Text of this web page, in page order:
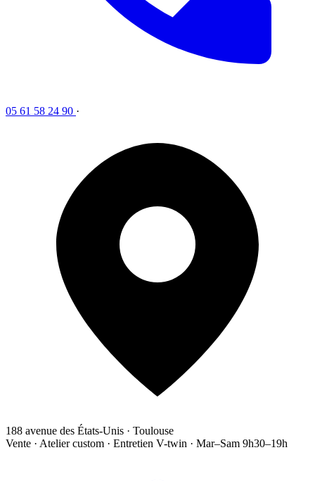
05 61 58 24 90 ·
188 avenue des États-Unis · Toulouse
Vente · Atelier custom · Entretien V-twin · Mar–Sam 9h30–19h